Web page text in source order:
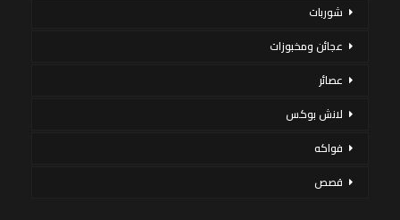
شوربات
عجائن ومخبوزات
عصائر
لانش بوكس
فواكه
قصص